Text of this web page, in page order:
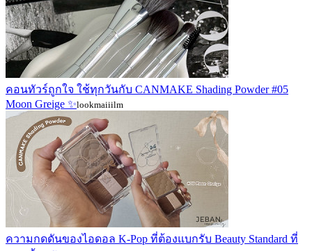
คอนทัวร์ถูกใจ ใช้ทุกวันกับ CANMAKE Shading Powder #05
Moon Greige ✨lookmaiiilm
ความกดดันของไอดอล K-Pop ที่ต้องแบกรับ Beauty Standard ที่